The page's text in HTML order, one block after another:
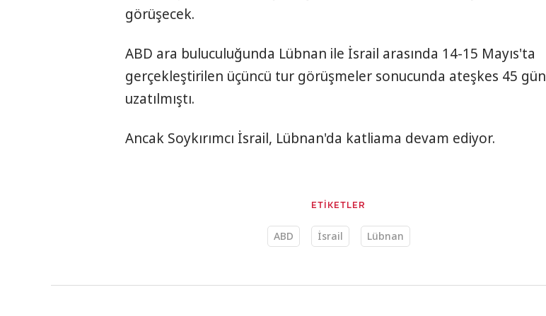
görüşecek.
ABD ara buluculuğunda Lübnan ile İsrail arasında 14-15 Mayıs'ta
gerçekleştirilen üçüncü tur görüşmeler sonucunda ateşkes 45 gün
uzatılmıştı.
Ancak Soykırımcı İsrail, Lübnan'da katliama devam ediyor.
ETİKETLER
ABD İsrail Lübnan